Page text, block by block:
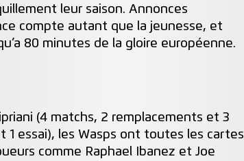
leur saison. Annonces
compte autant que la jeunesse, et
80 minutes de la gloire européenne.
(4 matchs, 2 remplacements et 3
1 essai), les Wasps ont toutes les cartes
comme Raphael Ibanez et Joe